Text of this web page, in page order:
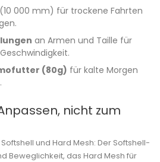
(10 000 mm) für trockene Fahrten
an Armen und Taille für
(80g) für kalte Morgen
nicht zum
Softshell und Hard Mesh: Der Softshell-
Beweglichkeit, das Hard Mesh für